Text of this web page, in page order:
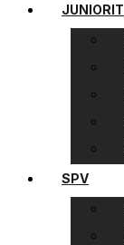
JUNIORIT
SPV